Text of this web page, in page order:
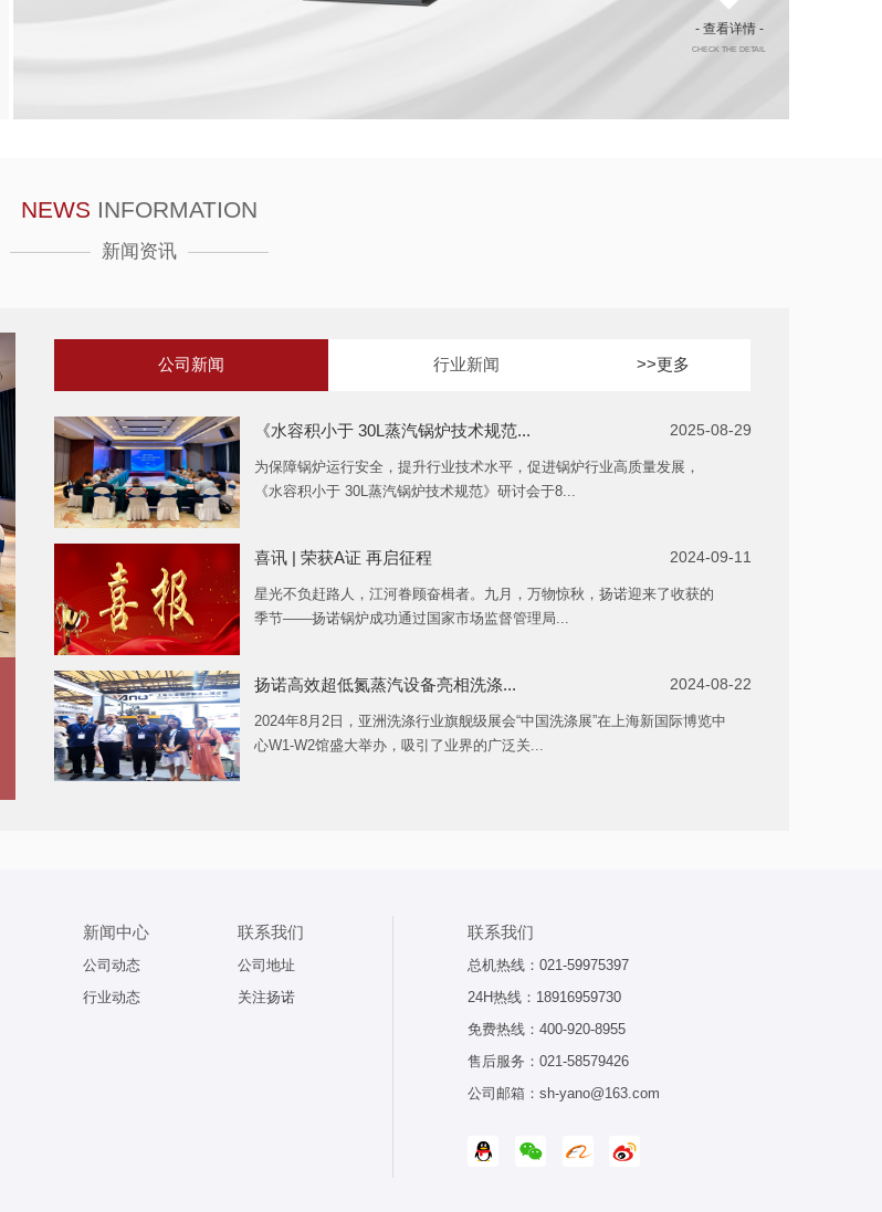
- 查看详情 -
CHECK THE DETAIL
NEWS INFORMATION
新闻资讯
公司新闻 行业新闻 >>更多
《水容积小于 30L蒸汽锅炉技术规范... 2025-08-29
为保障锅炉运行安全，提升行业技术水平，促进锅炉行业高质量发展，
《水容积小于 30L蒸汽锅炉技术规范》研讨会于8...
喜讯 | 荣获A证 再启征程 2024-09-11
星光不负赶路人，江河眷顾奋楫者。九月，万物惊秋，扬诺迎来了收获的
季节——扬诺锅炉成功通过国家市场监督管理局...
扬诺高效超低氮蒸汽设备亮相洗涤... 2024-08-22
2024年8月2日，亚洲洗涤行业旗舰级展会“中国洗涤展”在上海新国际博览中
心W1-W2馆盛大举办，吸引了业界的广泛关...
新闻中心
公司动态
行业动态
联系我们
公司地址
关注扬诺
联系我们
总机热线：021-59975397
24H热线： 18916959730
免费热线：400-920-8955
售后服务：021-58579426
公司邮箱：sh-yano@163.com